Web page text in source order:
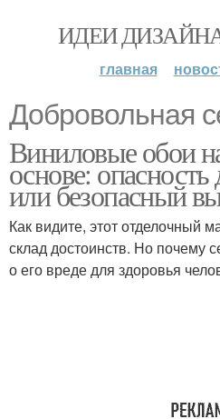
ИДЕИ
главная
Добровольная
Виниловые обои
основе: опасность
или безопасный
Как видите, этот отделочный
склад достоинств. Но почему
о его вреде для здоровья